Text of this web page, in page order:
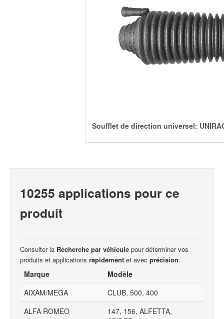
Soufflet de direction universel:
10255 applications pour ce
produit
Consulter la Recherche par véhicule pour déterminer vos
produits et applications rapidement et avec précision.
Marque
Modèle
AIXAM/MEGA
CLUB, 500, 400
ALFA ROMEO
147, 156, ALFETTA,